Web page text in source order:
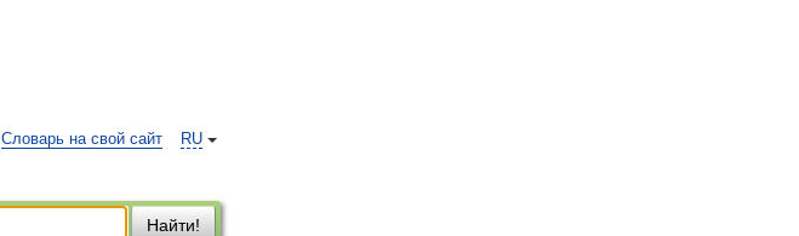
RU
Словарь на свой сайт
Найти!